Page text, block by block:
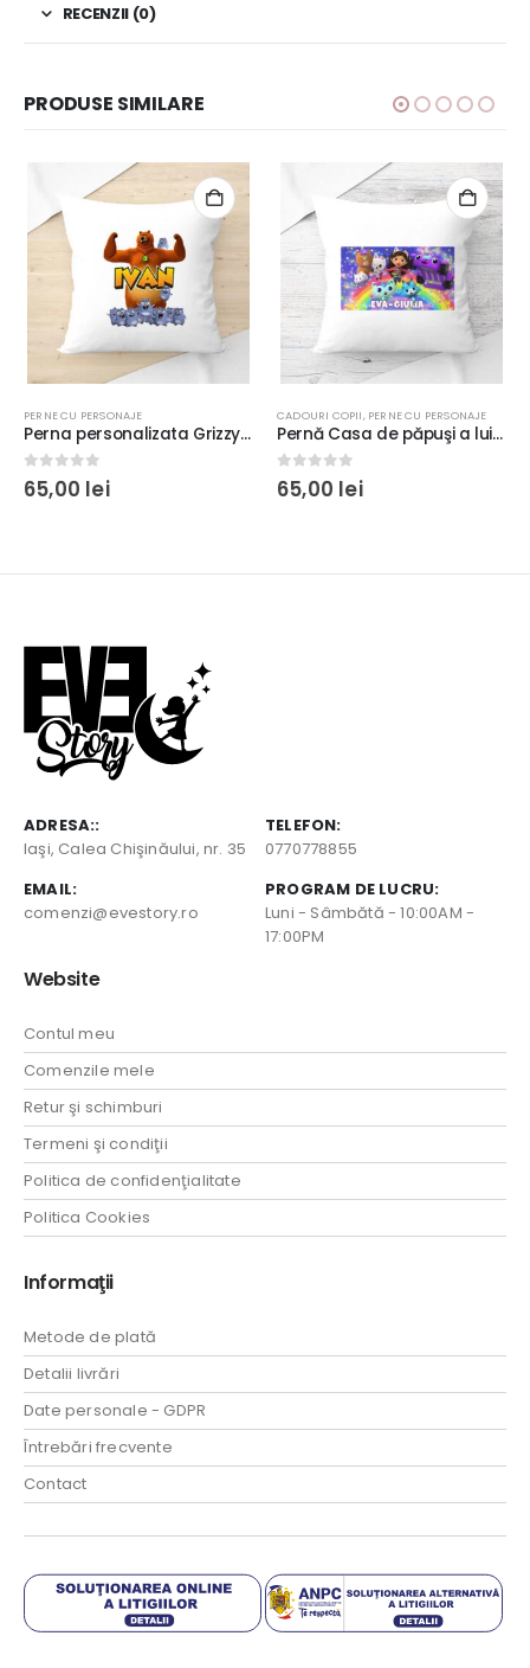
RECENZII (0)
PRODUSE SIMILARE
PERNE CU PERSONAJE
Perna personalizata Grizzy şi Lemingii, 40x40cm, poliester, cadou copii
0 out of 5
65,00 lei
CADOURI COPII, PERNE CU PERSONAJE
Pernă Casa de păpuşi a lui Gabby personalizată cu nume pentru copii, 40x40cm, culoare alb, poliester
0 out of 5
65,00 lei
ADRESA::
Iaşi, Calea Chişinăului, nr. 35
TELEFON:
0770778855
EMAIL:
comenzi@evestory.ro
PROGRAM DE LUCRU:
Luni - Sâmbătă - 10:00AM -
17:00PM
Website
Contul meu
Comenzile mele
Retur şi schimburi
Termeni şi condiţii
Politica de confidenţialitate
Politica Cookies
Informaţii
Metode de plată
Detalii livrări
Date personale - GDPR
Întrebări frecvente
Contact